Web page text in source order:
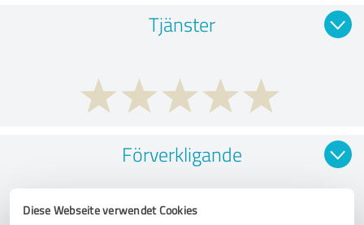
Diese Webseite verwendet Cookies
Tjänster
Förverkligande